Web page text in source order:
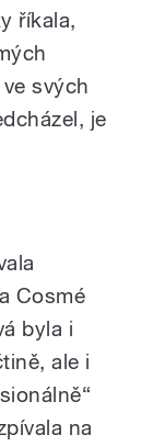
říkala,
svých
je
Cosmé
byla i
ale i
na